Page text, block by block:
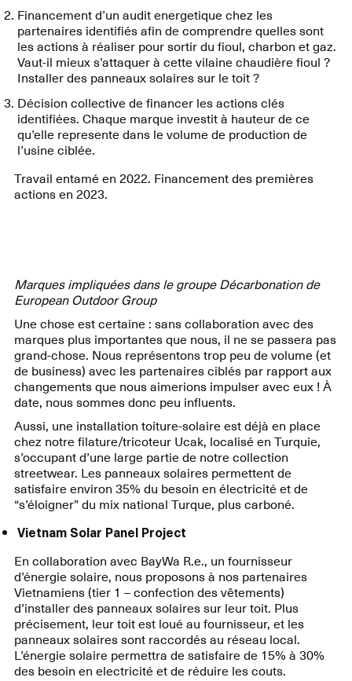
Financement d’un audit energetique chez les
partenaires identifiés afin de comprendre quelles sont
les actions à réaliser pour sortir du fioul, charbon et gaz.
Vaut-il mieux s’attaquer à cette vilaine chaudière fioul ?
Installer des panneaux solaires sur le toit ?
Décision collective de financer les actions clés
identifiées. Chaque marque investit à hauteur de ce
qu’elle represente dans le volume de production de
l’usine ciblée.
Travail entamé en 2022. Financement des premières
actions en 2023.
Marques impliquées dans le groupe Décarbonation de
European Outdoor Group
Une chose est certaine : sans collaboration avec des
marques plus importantes que nous, il ne se passera pas
grand-chose. Nous représentons trop peu de volume (et
de business) avec les partenaires ciblés par rapport aux
changements que nous aimerions impulser avec eux ! À
date, nous sommes donc peu influents.
Aussi, une installation toiture-solaire est déjà en place
chez notre filature/tricoteur Ucak, localisé en Turquie,
s’occupant d’une large partie de notre collection
streetwear. Les panneaux solaires permettent de
satisfaire environ 35% du besoin en électricité et de
“s’éloigner” du mix national Turque, plus carboné.
Vietnam Solar Panel Project
En collaboration avec BayWa R.e., un fournisseur
d’énergie solaire, nous proposons à nos partenaires
Vietnamiens (tier 1 – confection des vêtements)
d’installer des panneaux solaires sur leur toit. Plus
précisement, leur toit est loué au fournisseur, et les
panneaux solaires sont raccordés au réseau local.
L’énergie solaire permettra de satisfaire de 15% à 30%
des besoin en electricité et de réduire les couts.